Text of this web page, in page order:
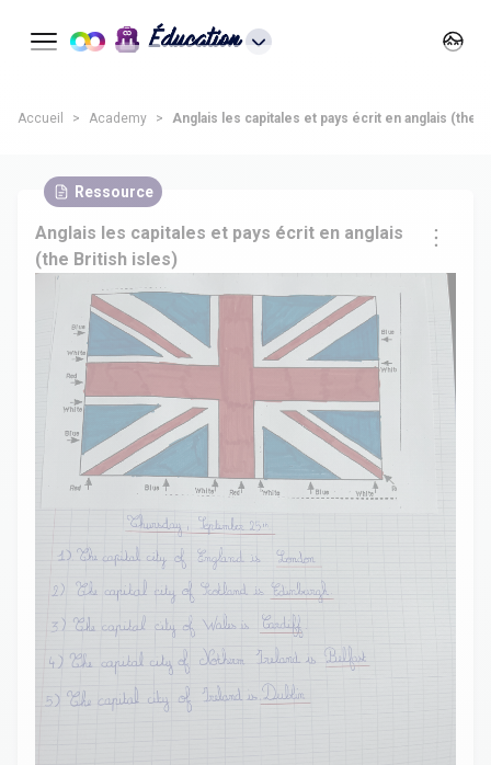
Éducation
Accueil Academy Anglais les capitales et pays écrit en anglais (the
Ressource
Anglais les capitales et pays écrit en anglais
(the British isles)